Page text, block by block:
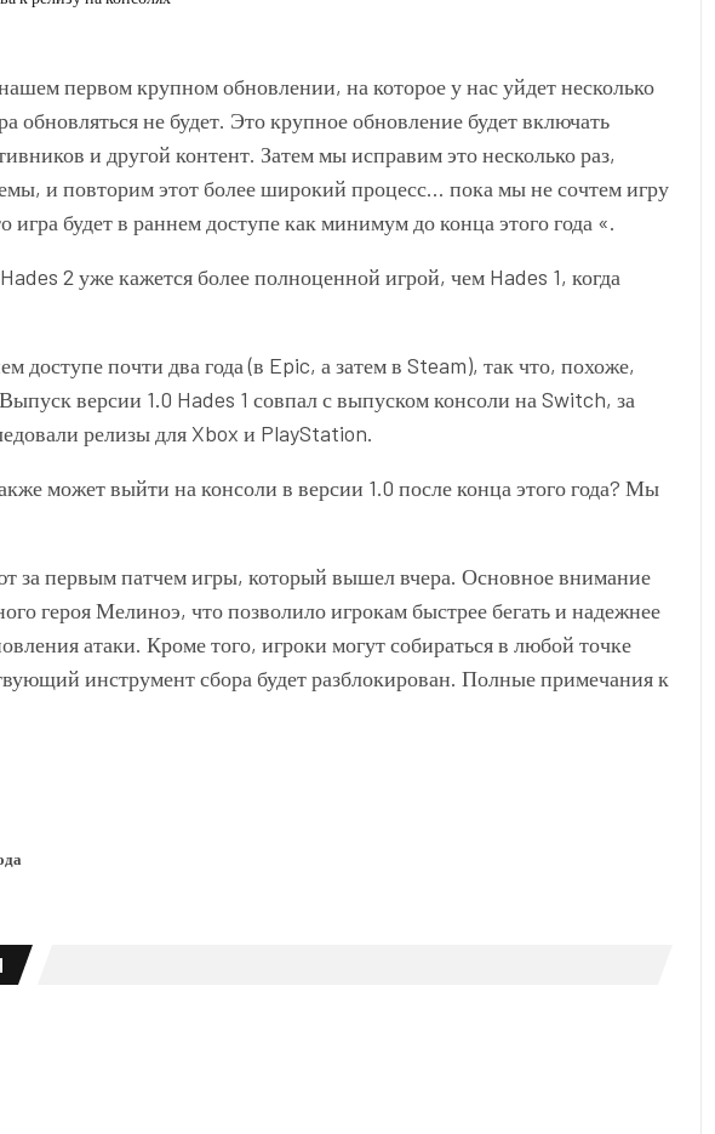
первом крупном обновлении, на которое у нас уйдет несколько
обновляться не будет. Это крупное обновление будет включать
и другой контент. Затем мы исправим это несколько раз,
и повторим этот более широкий процесс… пока мы не сочтем игру
будет в раннем доступе как минимум до конца этого года «.
2 уже кажется более полноценной игрой, чем Hades 1, когда
доступе почти два года (в Epic, а затем в Steam), так что, похоже,
версии 1.0 Hades 1 совпал с выпуском консоли на Switch, за
релизы для Xbox и PlayStation.
может выйти на консоли в версии 1.0 после конца этого года? Мы
за первым патчем игры, который вышел вчера. Основное внимание
героя Мелиноэ, что позволило игрокам быстрее бегать и надежнее
атаки. Кроме того, игроки могут собираться в любой точке
инструмент сбора будет разблокирован. Полные примечания к